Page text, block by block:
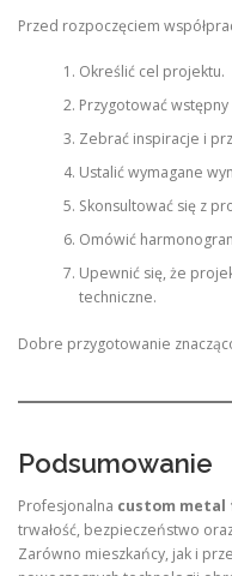
Przed rozpoczęciem
Określić cel projektu.
Przygotować
Zebrać inspiracje i
Ustalić wymagane
Skonsultować się z
Omówić
Upewnić się, że
techniczne.
Dobre przygotowanie
Podsumowanie
Profesjonalna custom metal
trwałość, bezpieczeństwo
Zarówno mieszkańcy, jak i